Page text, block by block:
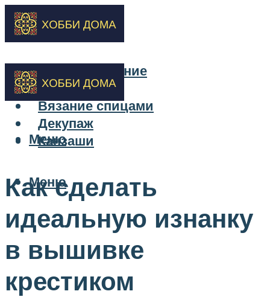
Бисероплетение
Вышивка
Вязание спицами
Декупаж
Канзаши
Меню
Меню
Как сделать
идеальную изнанку
в вышивке
крестиком